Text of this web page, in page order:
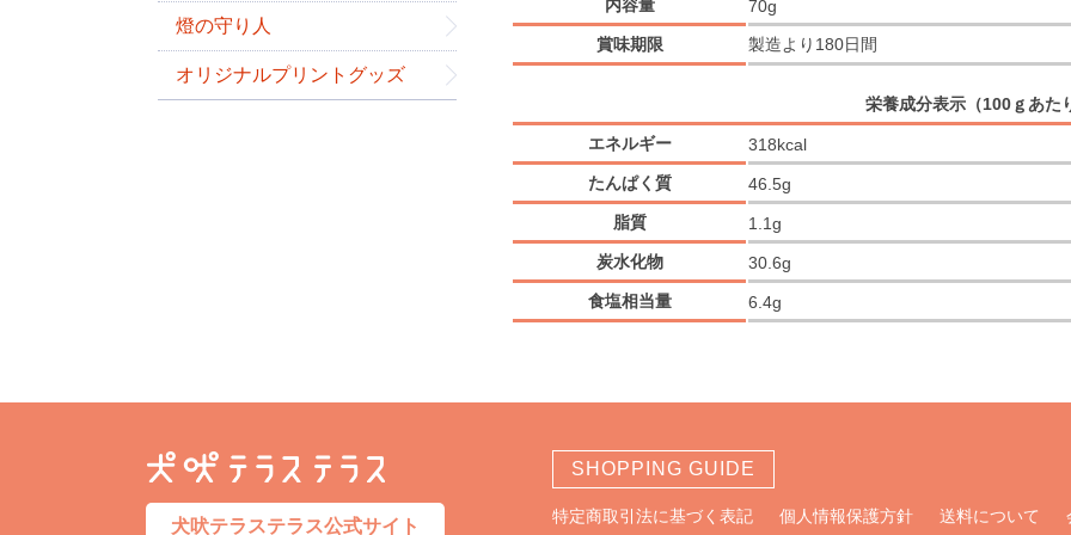
内容量
70g
賞味期限
製造より180日間
栄養成分表示（100ｇあた
エネルギー
318kcal
たんぱく質
46.5g
脂質
1.1g
炭水化物
30.6g
食塩相当量
6.4g
燈の守り人
オリジナルプリントグッズ
SHOPPING GUIDE
特定商取引法に基づく表記 個人情報保護方針 送料について
犬吠テラステラス公式サイト